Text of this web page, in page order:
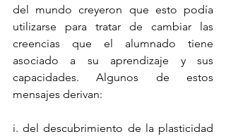
del mundo creyeron que esto podía
utilizarse para tratar de cambiar las
creencias que el alumnado tiene
asociado a su aprendizaje y sus
capacidades. Algunos de estos
mensajes derivan:
i. del descubrimiento de la plasticidad